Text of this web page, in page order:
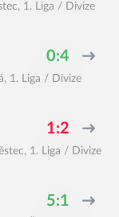
, 1. Liga / Divize
0:4
, 1. Liga / Divize
1:2
, 1. Liga / Divize
5:1